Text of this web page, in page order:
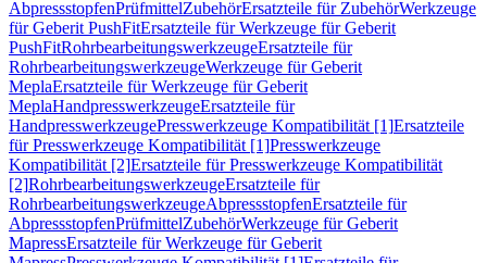
AbpressstopfenPrüfmittelZubehörErsatzteile für ZubehörWerkzeuge
für Geberit PushFitErsatzteile für Werkzeuge für Geberit
PushFitRohrbearbeitungswerkzeugeErsatzteile für
RohrbearbeitungswerkzeugeWerkzeuge für Geberit
MeplaErsatzteile für Werkzeuge für Geberit
MeplaHandpresswerkzeugeErsatzteile für
HandpresswerkzeugePresswerkzeuge Kompatibilität [1]Ersatzteile
für Presswerkzeuge Kompatibilität [1]Presswerkzeuge
Kompatibilität [2]Ersatzteile für Presswerkzeuge Kompatibilität
[2]RohrbearbeitungswerkzeugeErsatzteile für
RohrbearbeitungswerkzeugeAbpressstopfenErsatzteile für
AbpressstopfenPrüfmittelZubehörWerkzeuge für Geberit
MapressErsatzteile für Werkzeuge für Geberit